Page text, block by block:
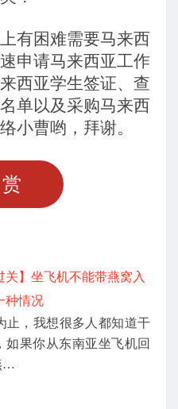
有困难需要马来西
申请马来西亚工作
西亚学生签证、查
单以及采购马来西
小曹哟，拜谢。
关】坐飞机不能带燕窝入
种情况
止，我想很多人都知道干
果你从东南亚坐飞机回
…